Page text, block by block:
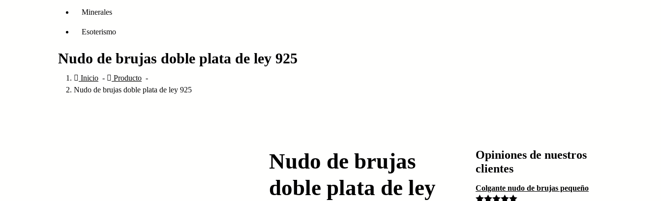
Minerales
Esoterismo
Nudo de brujas doble plata de ley 925
Inicio - Producto -
Nudo de brujas doble plata de ley 925
Nudo de brujas
doble plata de ley
Opiniones de nuestros
clientes
Colgante nudo de brujas pequeño